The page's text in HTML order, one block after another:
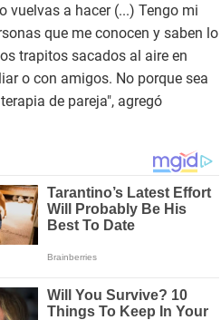
vuelvas a hacer (...) Tengo mi
que me conocen y saben lo
trapitos sacados al aire en
o con amigos. No porque sea
de pareja", agregó